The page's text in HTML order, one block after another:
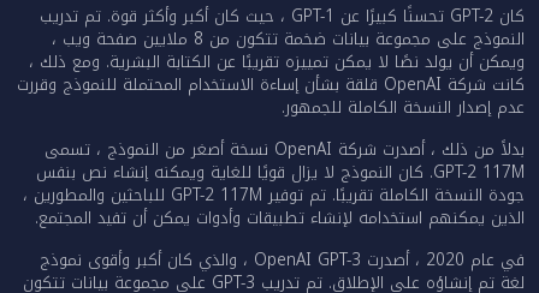
كان GPT-2 تحسنًا كبيرًا عن GPT-1 ، حيث كان أكبر وأكثر قوة. تم تدريب
النموذج على مجموعة بيانات ضخمة تتكون من 8 ملايين صفحة ويب ،
ويمكن أن يولد نصًا لا يمكن تمييزه تقريبًا عن الكتابة البشرية. ومع ذلك ،
كانت شركة OpenAI قلقة بشأن إساءة الاستخدام المحتملة للنموذج وقررت
عدم إصدار النسخة الكاملة للجمهور.
بدلاً من ذلك ، أصدرت شركة OpenAI نسخة أصغر من النموذج ، تسمى
GPT-2 117M. كان النموذج لا يزال قويًا للغاية ويمكنه إنشاء نص بنفس
جودة النسخة الكاملة تقريبًا. تم توفير GPT-2 117M للباحثين والمطورين ،
الذين يمكنهم استخدامه لإنشاء تطبيقات وأدوات يمكن أن تفيد المجتمع.
في عام 2020 ، أصدرت OpenAI GPT-3 ، والذي كان أكبر وأقوى نموذج
لغة تم إنشاؤه على الإطلاق. تم تدريب GPT-3 على مجموعة بيانات تتكون